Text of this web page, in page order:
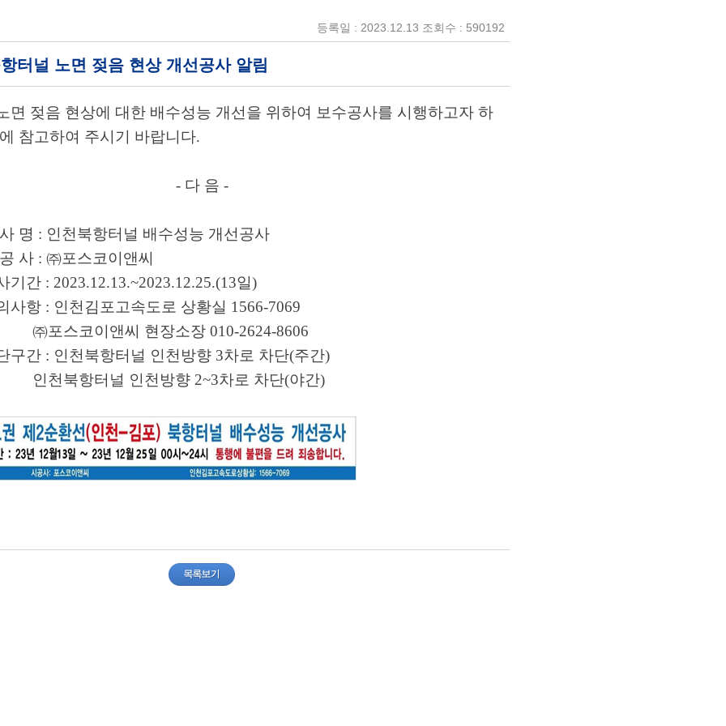
등록일 : 2023.12.13 조회수 : 590192
터널 노면 젖음 현상 개선공사 알림
면 젖음 현상에 대한 배수성능 개선을 위하여 보수공사를 시행하고자 하
참고하여 주시기 바랍니다.
- 다 음 -
명 : 인천북항터널 배수성능 개선공사
사 : ㈜포스코이앤씨
기간 : 2023.12.13.~2023.12.25.(13일)
사항 : 인천김포고속도로 상황실 1566-7069
포스코이앤씨 현장소장 010-2624-8606
구간 : 인천북항터널 인천방향 3차로 차단(주간)
북항터널 인천방향 2~3차로 차단(야간)